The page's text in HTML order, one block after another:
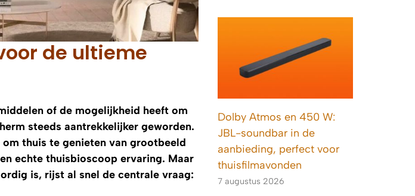
de ultieme
of de mogelijkheid heeft om
steeds aantrekkelijker geworden.
thuis te genieten van grootbeeld
echte thuisbioscoop ervaring. Maar
is, rijst al snel de centrale vraag:
Dolby Atmos en 450 W:
JBL-soundbar in de
aanbieding, perfect voor
thuisfilmavonden
7 augustus 2026